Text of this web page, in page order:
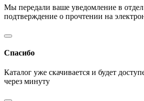
Мы передали ваше уведомление в
подтверждение о прочтении на
Спасибо
Каталог уже скачивается и будет
через минуту